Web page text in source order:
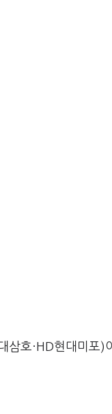
삼호·HD현대미포